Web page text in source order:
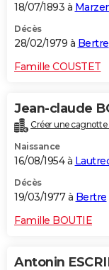
18/07/1893 à
Décès
28/02/1979 à Bertre
Famille COUSTET
Jean-claude
Créer une cagnotte
Naissance
16/08/1954 à
Décès
19/03/1977 à Bertre
Famille BOUTIE
Antonin